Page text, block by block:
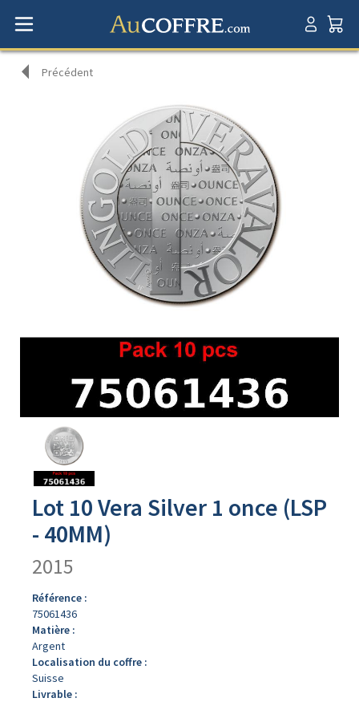
Précédent
produit
Lot 10 Vera Silver 1 once (LSP
- 40MM)
2015
Référence :
75061436
Matière :
Argent
Localisation du coffre :
Suisse
Livrable :